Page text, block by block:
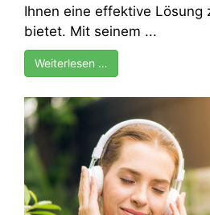
Ihnen eine effektive Lösung
bietet. Mit seinem ...
Weiterlesen …